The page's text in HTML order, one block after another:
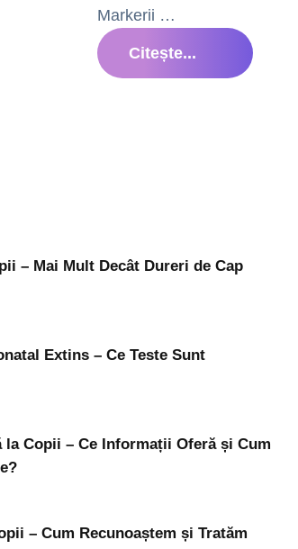
Markerii …
Citește...
– Mai Mult Decât Dureri de Cap
Extins – Ce Teste Sunt
la Copii – Ce Informații Oferă și Cum
– Cum Recunoaștem și Tratăm